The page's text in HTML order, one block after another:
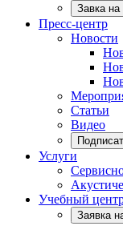
Завка на
Пресс-центр
Новости
Статьи
Видео
Услуги
Учебный
Заявка